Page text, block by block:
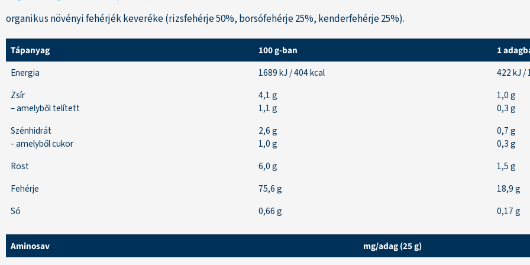
organikus növényi fehérjék keveréke (rizsfehérje 50%, borsófehérje 25%, kenderfehérje 25%).
Tápanyag 100 g-ban
1
Energia
1689 kJ / 404 kcal
422 kJ /
Zsír
– amelyből telített
4,1 g
1,1 g
1,0 g
0,3 g
Szénhidrát
- amelyből cukor
2,6 g
1,0 g
0,7 g
0,3 g
Rost
6,0 g
1,5 g
Fehérje
75,6 g
18,9 g
Só
0,66 g 0,17 g
Aminosav
mg/adag (25 g)